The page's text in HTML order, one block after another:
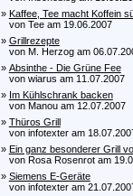
» Kaffee, Tee macht Koffein
von Tee am 19.06.2007
» Grillrezepte
von M. Herzog am
» Absinthe - Die Grüne Fee
von wiarus am 11.07.2007
» Im Kühlschrank backen
von Manou am 12.07.2007
» Thüros Grill
von infotexter am
» Ein ganz besonderer Grill
von Rosa Rosenrot am
» Siemens E-Geräte
von infotexter am